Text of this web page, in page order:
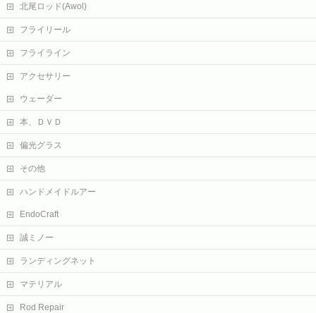
北尾ロッド(Awol)
フライリール
フライライン
アクセサリー
ウェーダー
本、ＤＶＤ
偏光グラス
その他
ハンドメイドルアー
EndoCraft
誠ミノー
ランディングネット
マテリアル
Rod Repair